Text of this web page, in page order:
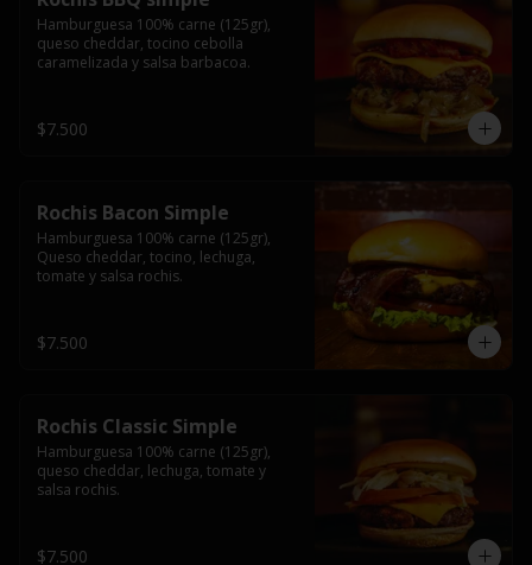
Hamburguesa 100% carne (125gr),
queso cheddar, tocino cebolla
caramelizada y salsa barbacoa.
$7.500
Rochis Bacon Simple
Hamburguesa 100% carne (125gr),
Queso cheddar, tocino, lechuga,
tomate y salsa rochis.
$7.500
Rochis Classic Simple
Hamburguesa 100% carne (125gr),
queso cheddar, lechuga, tomate y
salsa rochis.
$7.500